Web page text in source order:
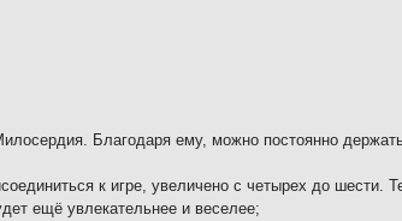
Благодаря ему, можно постоянно
к игре, увеличено с четырех до шести.
ещё увлекательнее и веселее;